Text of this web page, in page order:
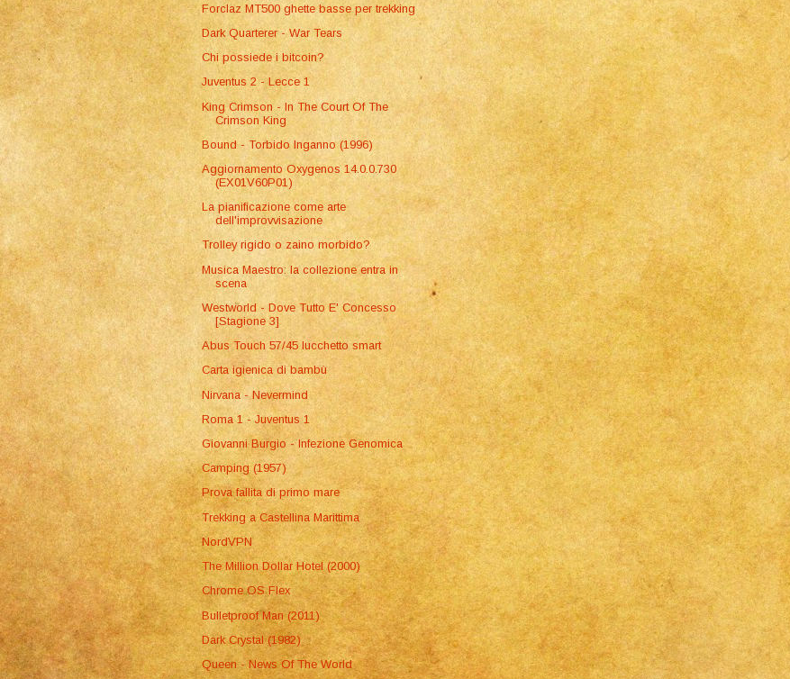
Forclaz MT500 ghette basse per trekking
Dark Quarterer - War Tears
Chi possiede i bitcoin?
Juventus 2 - Lecce 1
King Crimson - In The Court Of The
Crimson King
Bound - Torbido Inganno (1996)
Aggiornamento Oxygenos 14.0.0.730
(EX01V60P01)
La pianificazione come arte
dell'improvvisazione
Trolley rigido o zaino morbido?
Musica Maestro: la collezione entra in
scena
Westworld - Dove Tutto E' Concesso
[Stagione 3]
Abus Touch 57/45 lucchetto smart
Carta igienica di bambù
Nirvana - Nevermind
Roma 1 - Juventus 1
Giovanni Burgio - Infezione Genomica
Camping (1957)
Prova fallita di primo mare
Trekking a Castellina Marittima
NordVPN
The Million Dollar Hotel (2000)
Chrome OS Flex
Bulletproof Man (2011)
Dark Crystal (1982)
Queen - News Of The World